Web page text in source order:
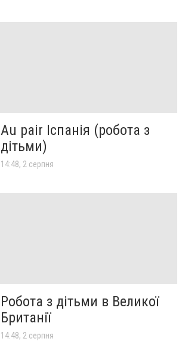
Au pair Іспанія (робота з
дітьми)
14:48, 2 серпня
Робота з дітьми в Великої
Британії
14:48, 2 серпня